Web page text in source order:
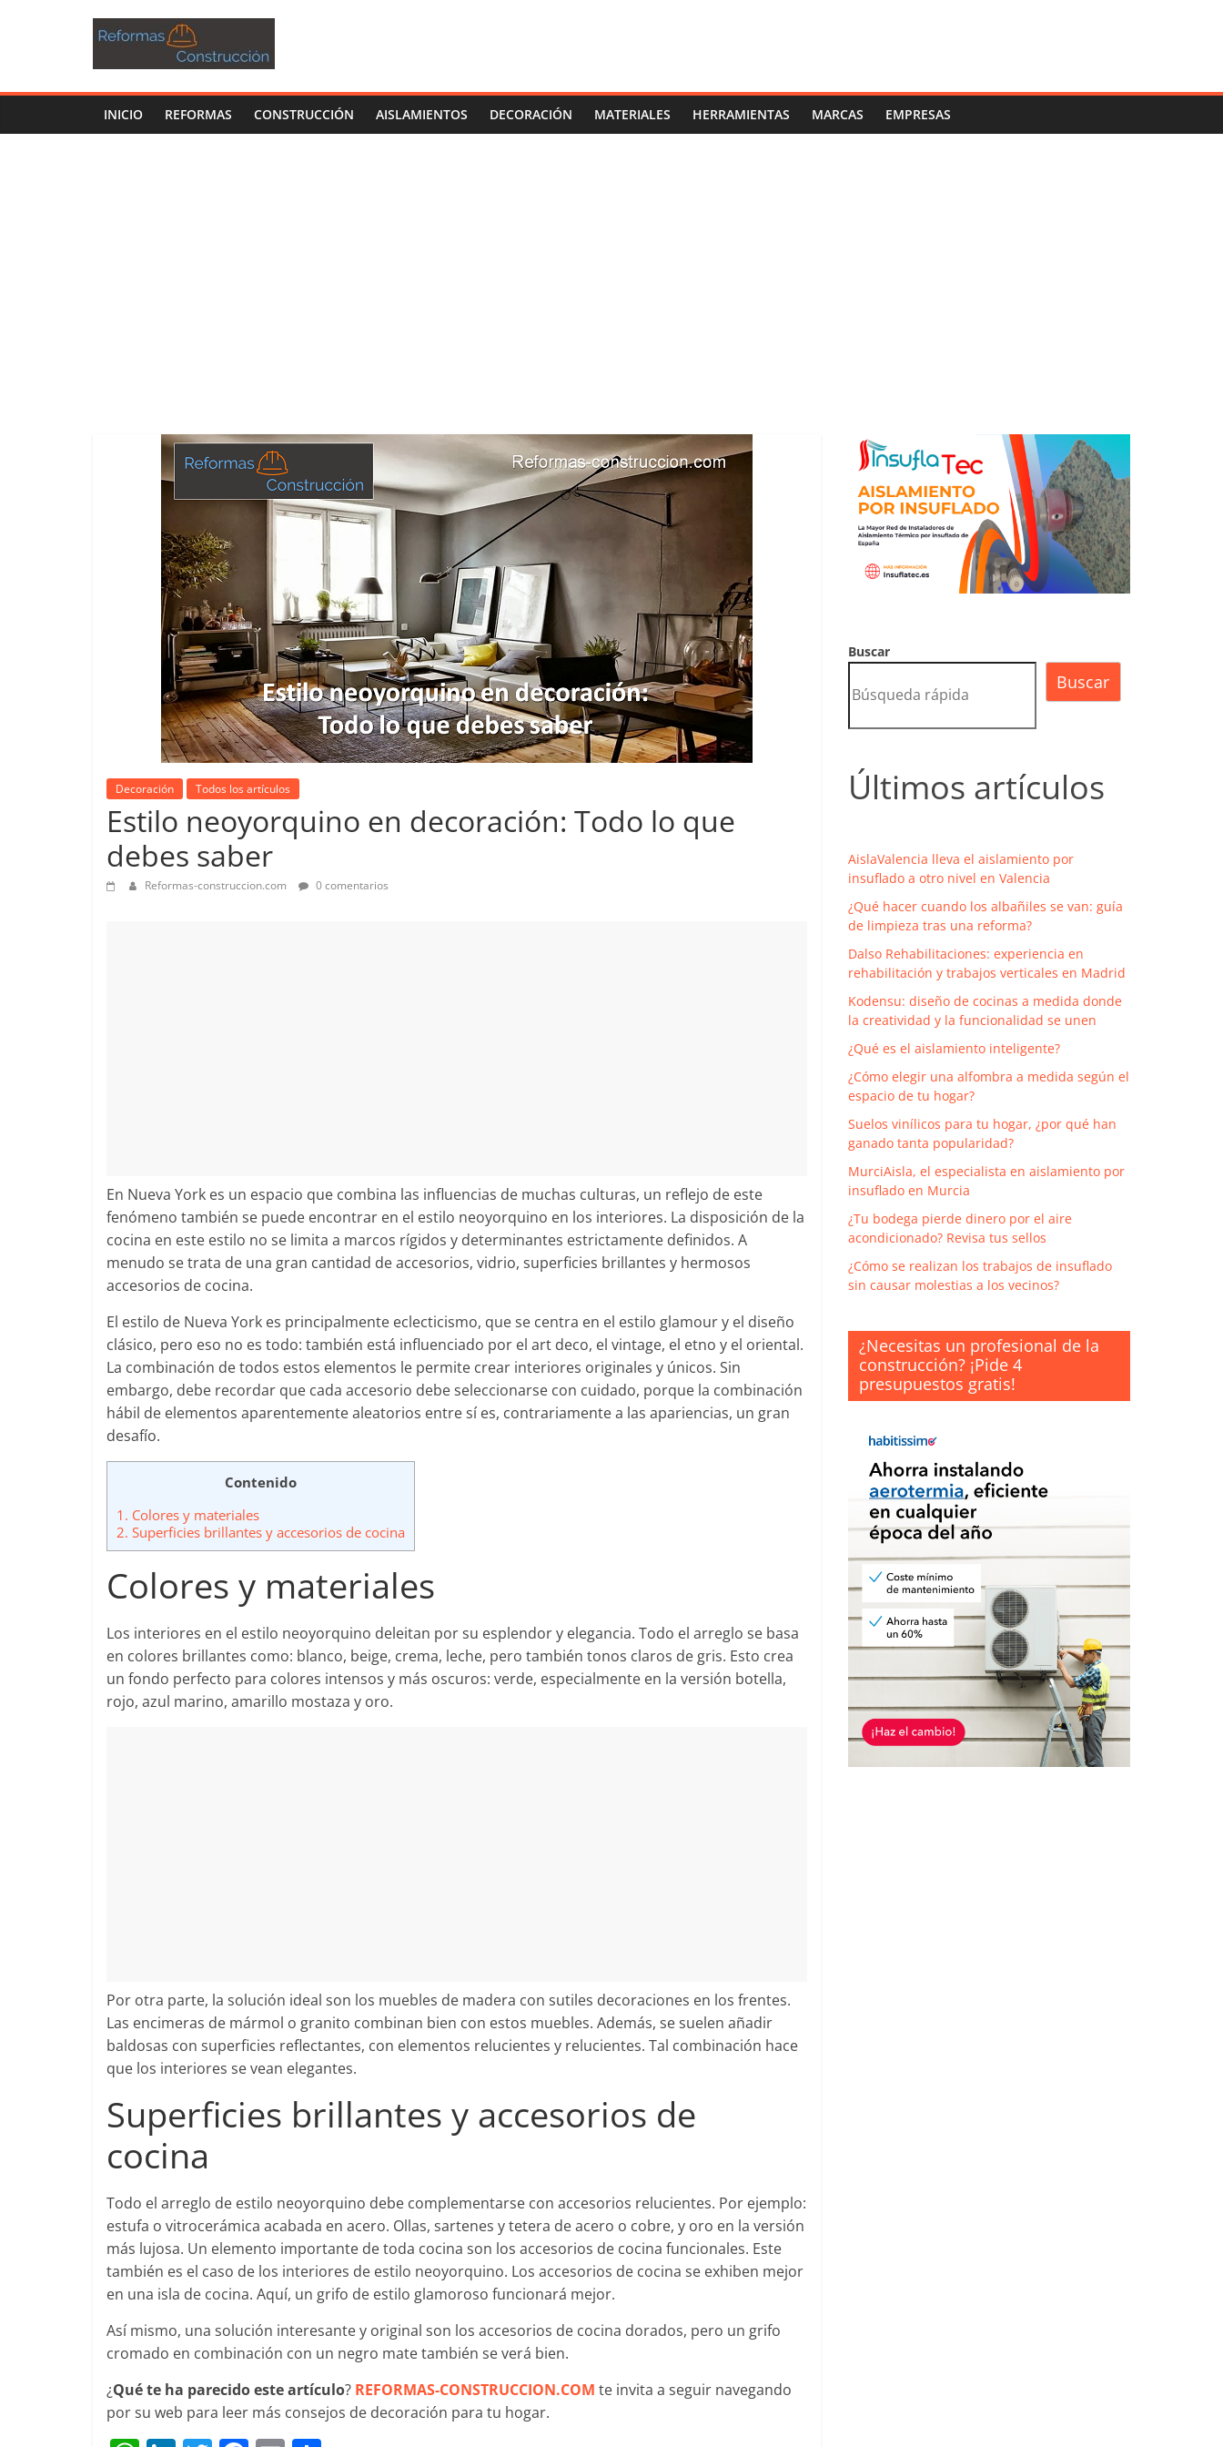
INICIO REFORMAS CONSTRUCCIÓN AISLAMIENTOS DECORACIÓN MATERIALES HERRAMIENTAS MARCAS EMPRESAS
Decoración Todos los artículos
Estilo neoyorquino en decoración: Todo lo que
debes saber
Reformas-construccion.com 0 comentarios
En Nueva York es un espacio que combina las influencias de muchas culturas, un reflejo de este
fenómeno también se puede encontrar en el estilo neoyorquino en los interiores. La disposición de la
cocina en este estilo no se limita a marcos rígidos y determinantes estrictamente definidos. A
menudo se trata de una gran cantidad de accesorios, vidrio, superficies brillantes y hermosos
accesorios de cocina.
El estilo de Nueva York es principalmente eclecticismo, que se centra en el estilo glamour y el diseño
clásico, pero eso no es todo: también está influenciado por el art deco, el vintage, el etno y el oriental.
La combinación de todos estos elementos le permite crear interiores originales y únicos. Sin
embargo, debe recordar que cada accesorio debe seleccionarse con cuidado, porque la combinación
hábil de elementos aparentemente aleatorios entre sí es, contrariamente a las apariencias, un gran
desafío.
Contenido
1. Colores y materiales
2. Superficies brillantes y accesorios de cocina
Colores y materiales
Los interiores en el estilo neoyorquino deleitan por su esplendor y elegancia. Todo el arreglo se basa
en colores brillantes como: blanco, beige, crema, leche, pero también tonos claros de gris. Esto crea
un fondo perfecto para colores intensos y más oscuros: verde, especialmente en la versión botella,
rojo, azul marino, amarillo mostaza y oro.
Por otra parte, la solución ideal son los muebles de madera con sutiles decoraciones en los frentes.
Las encimeras de mármol o granito combinan bien con estos muebles. Además, se suelen añadir
baldosas con superficies reflectantes, con elementos relucientes y relucientes. Tal combinación hace
que los interiores se vean elegantes.
Superficies brillantes y accesorios de
cocina
Todo el arreglo de estilo neoyorquino debe complementarse con accesorios relucientes. Por ejemplo:
estufa o vitrocerámica acabada en acero. Ollas, sartenes y tetera de acero o cobre, y oro en la versión
más lujosa. Un elemento importante de toda cocina son los accesorios de cocina funcionales. Este
también es el caso de los interiores de estilo neoyorquino. Los accesorios de cocina se exhiben mejor
en una isla de cocina. Aquí, un grifo de estilo glamoroso funcionará mejor.
Así mismo, una solución interesante y original son los accesorios de cocina dorados, pero un grifo
cromado en combinación con un negro mate también se verá bien.
¿Qué te ha parecido este artículo? REFORMAS-CONSTRUCCION.COM te invita a seguir navegando
por su web para leer más consejos de decoración para tu hogar.
Buscar
Buscar
Últimos artículos
AislaValencia lleva el aislamiento por
insuflado a otro nivel en Valencia
¿Qué hacer cuando los albañiles se van: guía
de limpieza tras una reforma?
Dalso Rehabilitaciones: experiencia en
rehabilitación y trabajos verticales en Madrid
Kodensu: diseño de cocinas a medida donde
la creatividad y la funcionalidad se unen
¿Qué es el aislamiento inteligente?
¿Cómo elegir una alfombra a medida según el
espacio de tu hogar?
Suelos vinílicos para tu hogar, ¿por qué han
ganado tanta popularidad?
MurciAisla, el especialista en aislamiento por
insuflado en Murcia
¿Tu bodega pierde dinero por el aire
acondicionado? Revisa tus sellos
¿Cómo se realizan los trabajos de insuflado
sin causar molestias a los vecinos?
¿Necesitas un profesional de la
construcción? ¡Pide 4
presupuestos gratis!